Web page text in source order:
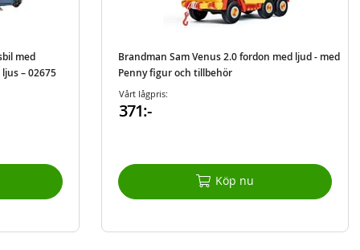
med
– 02675
Brandman Sam Venus 2.0 fordon med ljud - med
Penny figur och tillbehör
Vårt lågpris:
371:-
Köp nu